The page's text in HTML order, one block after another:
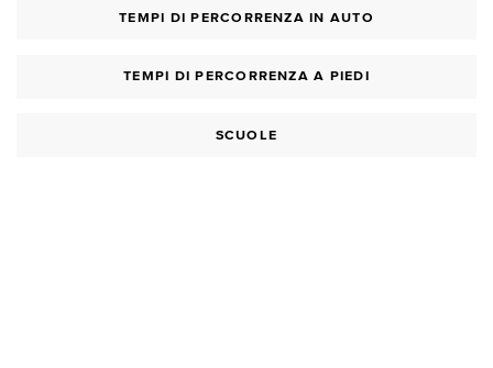
TEMPI DI PERCORRENZA IN AUTO
TEMPI DI PERCORRENZA A PIEDI
SCUOLE